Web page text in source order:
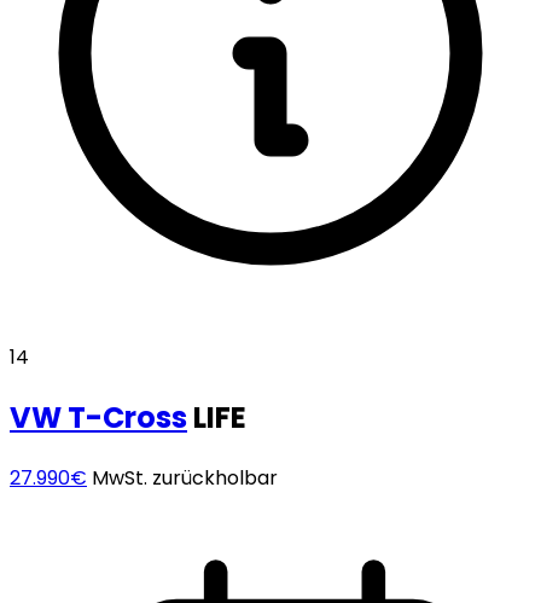
14
VWT-CrossLIFE
27.990€ MwSt. zurückholbar